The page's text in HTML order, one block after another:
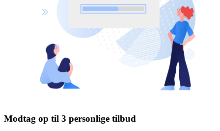
Modtag op til 3 personlige tilbud